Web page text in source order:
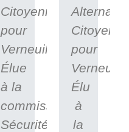
Citoyenne
pour
Verneuil.
Élue
à la
commission
Sécurité,
pour
Verneuil.
Élu
à
la